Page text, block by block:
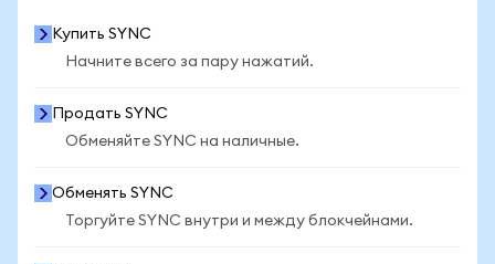
Купить SYNC
Начните всего за пару нажатий.
Продать SYNC
Обменяйте SYNC на наличные.
Обменять SYNC
Торгуйте SYNC внутри и между блокчейнами.